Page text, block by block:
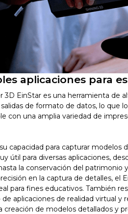
aplicaciones para
3D EinStar es una herramienta de
de formato de datos, lo que
con una amplia variedad de
capacidad para capturar modelos
útil para diversas aplicaciones,
la conservación del patrimonio
en la captura de detalles, el
para fines educativos. También
de aplicaciones de realidad virtual y
creación de modelos detallados y